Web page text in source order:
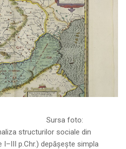
foto:
structurilor sociale din
p.Chr.) depășește simpla